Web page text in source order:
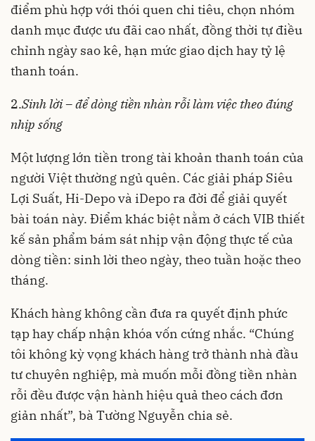
điểm phù hợp với thói quen chi tiêu, chọn nhóm
danh mục được ưu đãi cao nhất, đồng thời tự điều
chỉnh ngày sao kê, hạn mức giao dịch hay tỷ lệ
thanh toán.
2.Sinh lời – để dòng tiền nhàn rỗi làm việc theo đúng
nhịp sống
Một lượng lớn tiền trong tài khoản thanh toán của
người Việt thường ngủ quên. Các giải pháp Siêu
Lợi Suất, Hi-Depo và iDepo ra đời để giải quyết
bài toán này. Điểm khác biệt nằm ở cách VIB thiết
kế sản phẩm bám sát nhịp vận động thực tế của
dòng tiền: sinh lời theo ngày, theo tuần hoặc theo
tháng.
Khách hàng không cần đưa ra quyết định phức
tạp hay chấp nhận khóa vốn cứng nhắc. “Chúng
tôi không kỳ vọng khách hàng trở thành nhà đầu
tư chuyên nghiệp, mà muốn mỗi đồng tiền nhàn
rỗi đều được vận hành hiệu quả theo cách đơn
giản nhất”, bà Tường Nguyễn chia sẻ.